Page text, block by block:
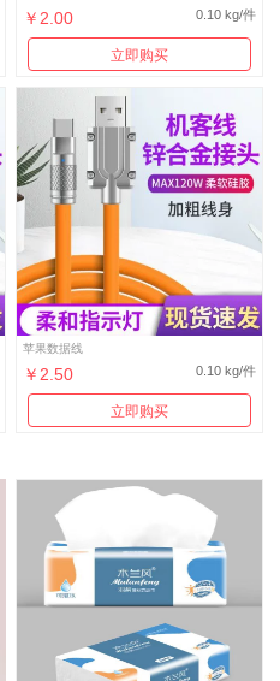
￥2.00 0.10 kg/件
立即购买
苹果数据线
￥2.50 0.10 kg/件
立即购买